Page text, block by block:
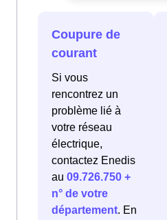
Coupure de
courant
Si vous
rencontrez un
problème lié à
votre réseau
électrique,
contactez Enedis
au 09.726.750 +
n° de votre
département. En